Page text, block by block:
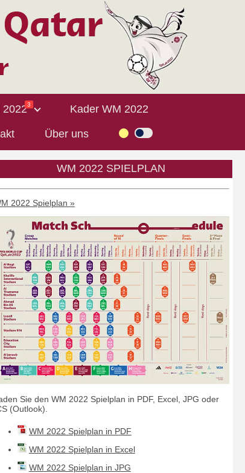
20223 Kader WM 2022
Über uns
WM 2022 SPIELPLAN
2022 Spielplan »
Sie den WM 2022 Spielplan in PDF, Excel, JPG oder
(Outlook).
WM 2022 Spielplan in PDF
WM 2022 Spielplan in Excel
WM 2022 Spielplan in JPG